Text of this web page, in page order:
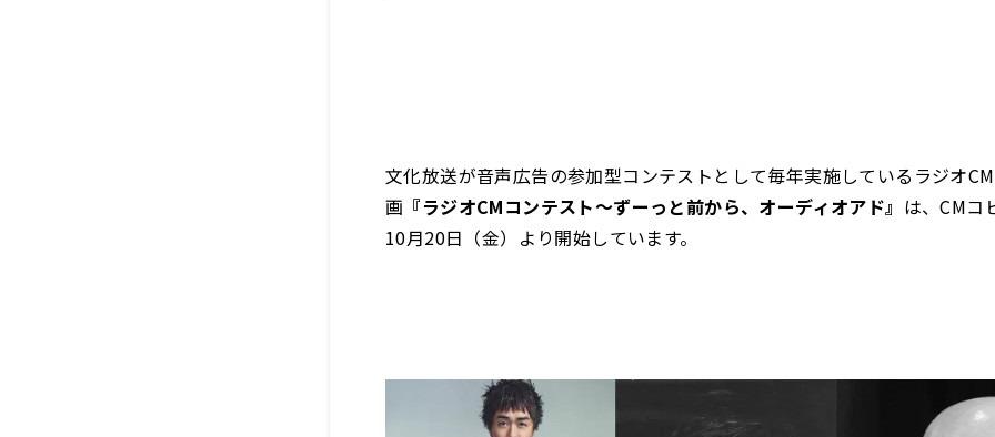
文化放送が音声広告の参加型コンテストとして毎年実施しているラジオ
画 『ラジオCMコンテスト～ずーっと前から、オーディオアド』 は、CMコ
10月20日（金）より開始しています。